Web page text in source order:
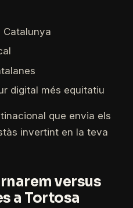
Catalunya
digital més equitatiu
que envia els
invertint en la teva
versus
a Tortosa